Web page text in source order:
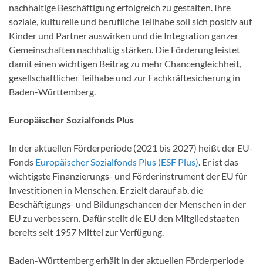
nachhaltige Beschäftigung erfolgreich zu gestalten. Ihre
soziale, kulturelle und berufliche Teilhabe soll sich positiv auf
Kinder und Partner auswirken und die Integration ganzer
Gemeinschaften nachhaltig stärken. Die Förderung leistet
damit einen wichtigen Beitrag zu mehr Chancengleichheit,
gesellschaftlicher Teilhabe und zur Fachkräftesicherung in
Baden-Württemberg.
Europäischer Sozialfonds Plus
In der aktuellen Förderperiode (2021 bis 2027) heißt der EU-
Fonds Europäischer Sozialfonds Plus (ESF Plus). Er ist das
wichtigste Finanzierungs- und Förderinstrument der EU für
Investitionen in Menschen. Er zielt darauf ab, die
Beschäftigungs- und Bildungschancen der Menschen in der
EU zu verbessern. Dafür stellt die EU den Mitgliedstaaten
bereits seit 1957 Mittel zur Verfügung.
Baden-Württemberg erhält in der aktuellen Förderperiode